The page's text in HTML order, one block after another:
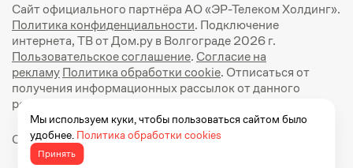
Сайт официального партнёра АО «ЭР-Телеком Холдинг».
Политика конфиденциальности. Подключение
интернета, ТВ от Дом.ру в Волгограде 2026 г.
Пользовательское соглашение. Согласие на
рекламуПолитика обработки cookie. Отписаться от
получения информационных рассылок от данного
ресурса можно на
Официальный сайт Дом.ру: https://dom.ru
Мы используем куки, чтобы пользоваться сайтом было
удобнее. Политика обработки cookies
Принять